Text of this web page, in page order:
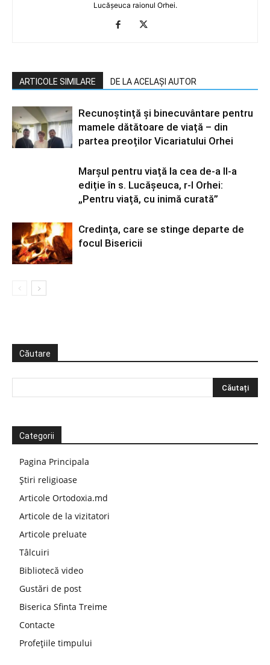
Lucășeuca raionul Orhei.
ARTICOLE SIMILARE DE LA ACELAȘI AUTOR
Recunoștință și binecuvântare pentru
mamele dătătoare de viață – din
partea preoților Vicariatului Orhei
Marșul pentru viață la cea de-a II-a
ediție în s. Lucășeuca, r-l Orhei:
„Pentru viață, cu inimă curată”
Credința, care se stinge departe de
focul Bisericii
Căutare
Categorii
Pagina Principala
Știri religioase
Articole Ortodoxia.md
Articole de la vizitatori
Articole preluate
Tâlcuiri
Bibliotecă video
Gustări de post
Biserica Sfinta Treime
Contacte
Profețiile timpului